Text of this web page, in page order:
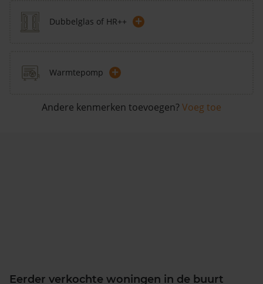
Dubbelglas of HR++ +
Warmtepomp +
Andere kenmerken toevoegen? Voeg toe
Eerder verkochte woningen in de buurt